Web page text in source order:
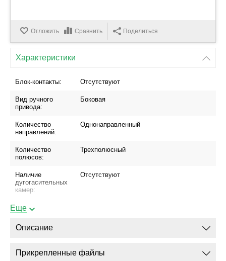
Отложить Сравнить Поделиться
Характеристики
Блок-контакты: Отсутствуют
Вид ручного
привода:
Боковая
Количество
направлений:
Однонаправленный
Количество
полюсов:
Трехполюсный
Наличие
дугогасительных
камер:
Отсутствуют
Расположение
плоскости
выводов:
рукоятки ручного
привода:
Еще
Описание
Прикрепленные файлы